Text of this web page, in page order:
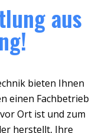
aus
bieten Ihnen
einen Fachbetrieb
Ort ist und zum
herstellt, Ihre